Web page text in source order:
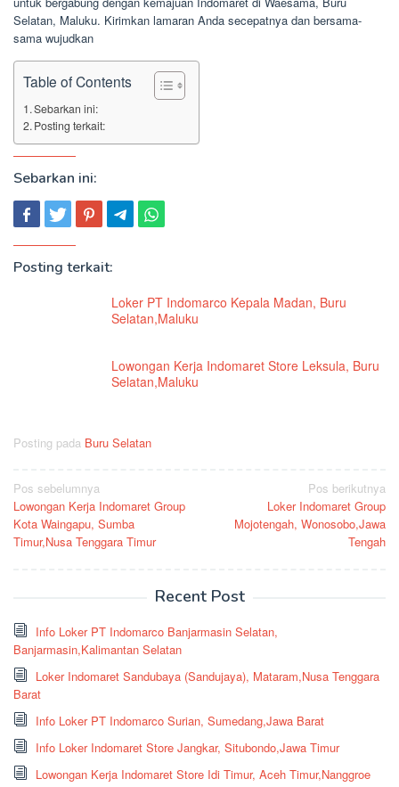
Selatan, Maluku. Kirimkan lamaran Anda secepatnya dan bersama-
sama wujudkan
Table of Contents
Sebarkan ini:
Posting terkait:
Sebarkan ini:
Posting terkait:
Loker PT Indomarco Kepala Madan, Buru
Selatan,Maluku
Lowongan Kerja Indomaret Store Leksula, Buru
Selatan,Maluku
Posting pada Buru Selatan
Navigasi
pos
Pos sebelumnya
Lowongan Kerja Indomaret Group
Kota Waingapu, Sumba
Timur,Nusa Tenggara Timur
Pos berikutnya
Loker Indomaret Group
Mojotengah, Wonosobo,Jawa
Tengah
Recent Post
Info Loker PT Indomarco Banjarmasin Selatan,
Banjarmasin,Kalimantan Selatan
Loker Indomaret Sandubaya (Sandujaya), Mataram,Nusa Tenggara
Barat
Info Loker PT Indomarco Surian, Sumedang,Jawa Barat
Info Loker Indomaret Store Jangkar, Situbondo,Jawa Timur
Lowongan Kerja Indomaret Store Idi Timur, Aceh Timur,Nanggroe